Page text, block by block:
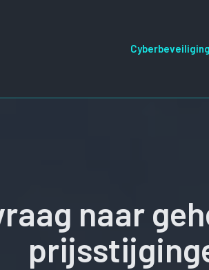
Cyberbeveiliging
naar